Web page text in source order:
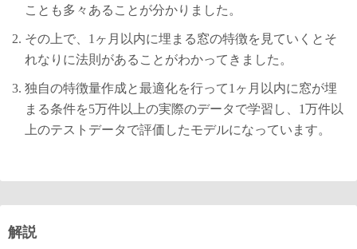
ことも多々あることが分かりました。
その上で、1ヶ月以内に埋まる窓の特徴を見ていくとそ
れなりに法則があることがわかってきました。
独自の特徴量作成と最適化を行って1ヶ月以内に窓が埋
まる条件を5万件以上の実際のデータで学習し、1万件以
上のテストデータで評価したモデルになっています。
解説